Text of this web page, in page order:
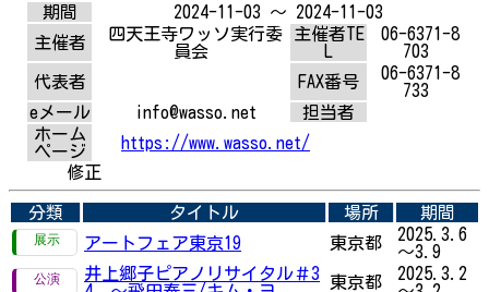
期間
2024-11-03 ～ 2024-11-03
主催者
四天王寺ワッソ実行委
員会
主催者TE
06-6371-8
703
代表者
FAX番号
06-6371-8
733
eメール
info@wasso.net
担当者
ホーム
ページ
https://www.wasso.net/
修正
分類 タイトル 場所
期間
アートフェア東京19
東京都
2025.3.6
～3.9
井上郷子ピアノリサイタル＃3
東京都
2025.3.2